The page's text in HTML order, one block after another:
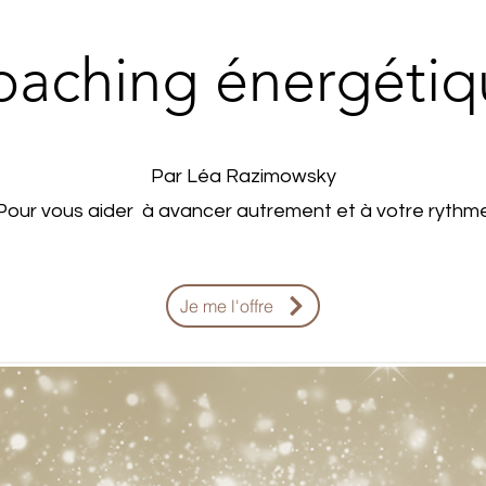
Par Léa Razimowsky
vous aider à avancer autrement et à votre
Je me l'offre